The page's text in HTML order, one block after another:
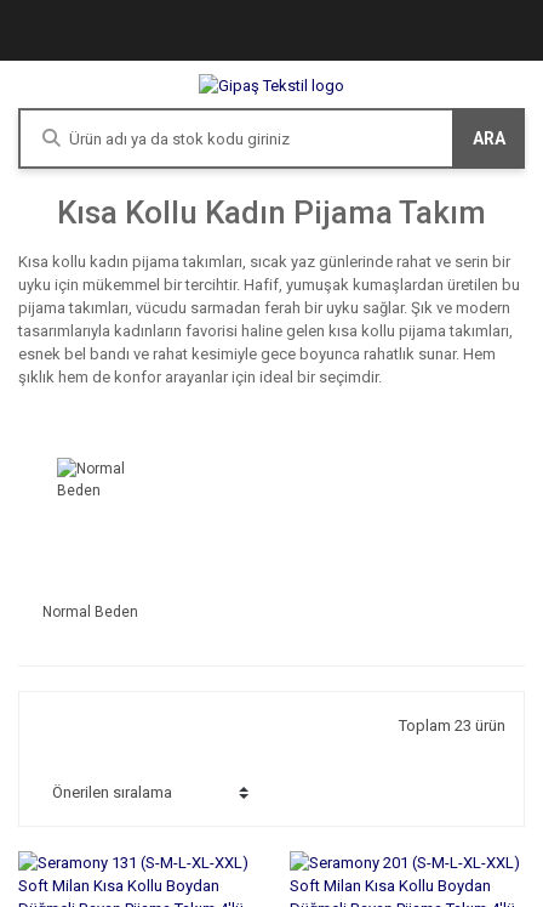
ARA
Kısa Kollu Kadın Pijama Takım
Kısa kollu kadın pijama takımları, sıcak yaz günlerinde rahat ve serin bir
uyku için mükemmel bir tercihtir. Hafif, yumuşak kumaşlardan üretilen bu
pijama takımları, vücudu sarmadan ferah bir uyku sağlar. Şık ve modern
tasarımlarıyla kadınların favorisi haline gelen kısa kollu pijama takımları,
esnek bel bandı ve rahat kesimiyle gece boyunca rahatlık sunar. Hem
şıklık hem de konfor arayanlar için ideal bir seçimdir.
Normal Beden
Toplam 23 ürün